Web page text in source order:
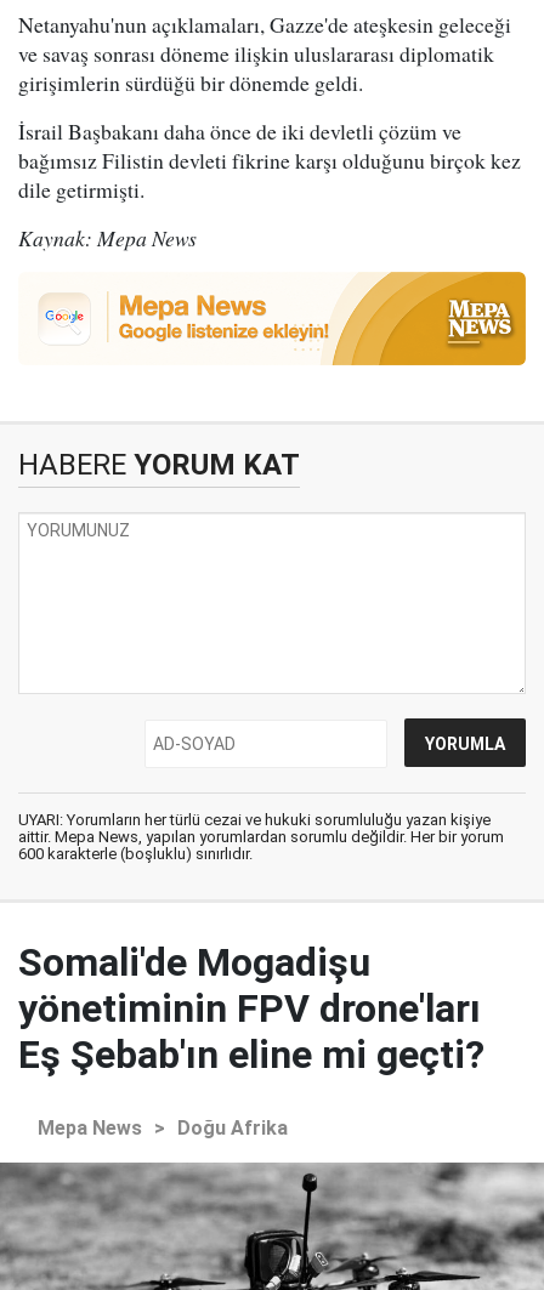
Netanyahu'nun açıklamaları, Gazze'de ateşkesin geleceği
ve savaş sonrası döneme ilişkin uluslararası diplomatik
girişimlerin sürdüğü bir dönemde geldi.
İsrail Başbakanı daha önce de iki devletli çözüm ve
bağımsız Filistin devleti fikrine karşı olduğunu birçok kez
dile getirmişti.
Kaynak: Mepa News
HABERE YORUM KAT
UYARI: Yorumların her türlü cezai ve hukuki sorumluluğu yazan kişiye
aittir. Mepa News, yapılan yorumlardan sorumlu değildir. Her bir yorum
600 karakterle (boşluklu) sınırlıdır.
Somali'de Mogadişu
yönetiminin FPV drone'ları
Eş Şebab'ın eline mi geçti?
Mepa News > Doğu Afrika